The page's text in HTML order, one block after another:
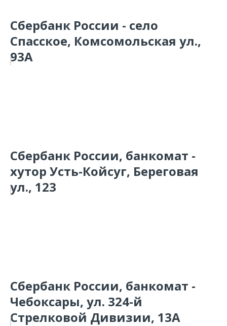
Сбербанк России - село
Спасское, Комсомольская ул.,
93А
Сбербанк России, банкомат -
хутор Усть-Койсуг, Береговая
ул., 123
Сбербанк России, банкомат -
Чебоксары, ул. 324-й
Стрелковой Дивизии, 13А